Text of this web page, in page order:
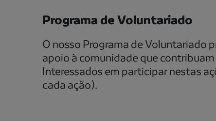
Programa de Voluntariado
O nosso Programa de Voluntariado
apoio à comunidade que
Interessados em participar nestas
cada ação).